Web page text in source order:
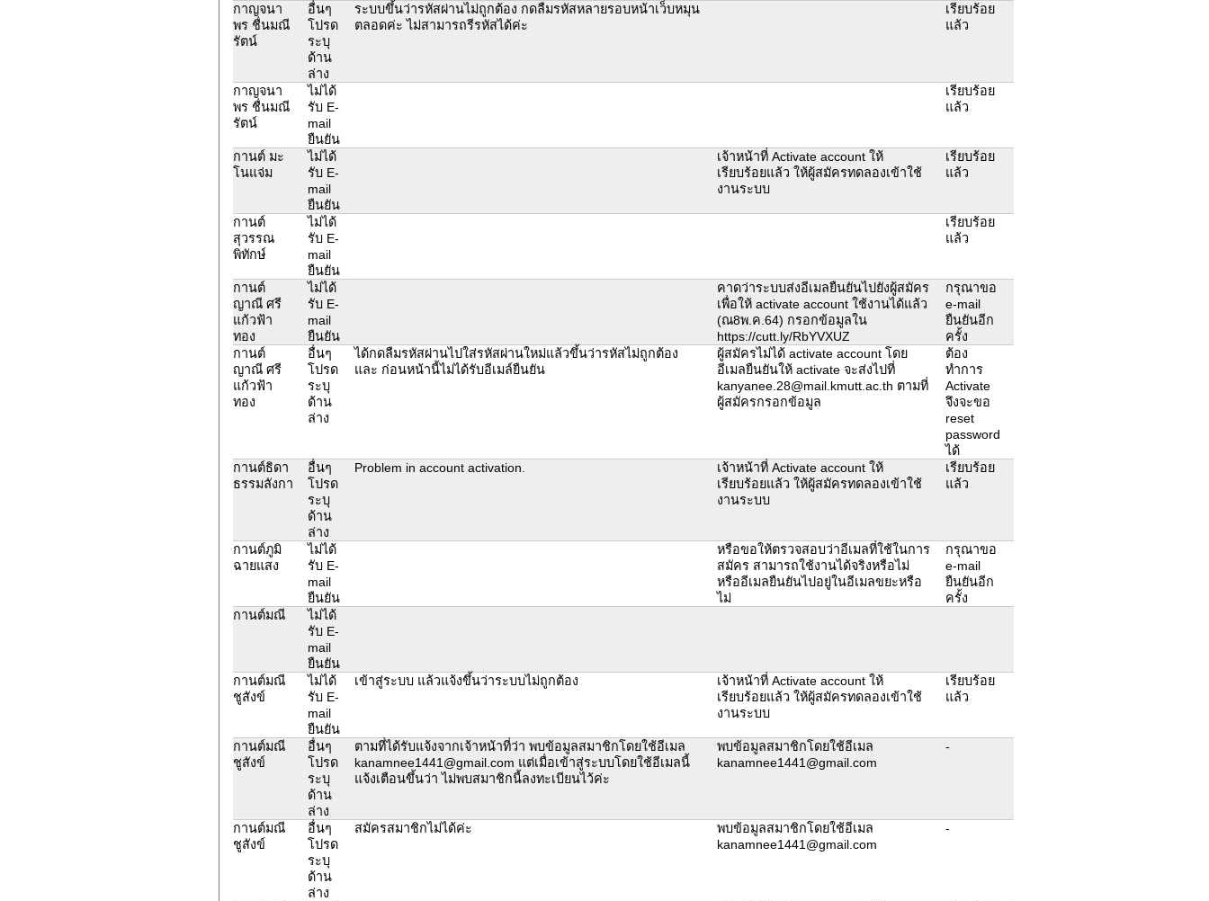
กาญจนา
พร ชื่นมณี
รัตน์
อื่นๆ
โปรด
ระบุ
ด้าน
ล่าง
ระบบขึ้นว่ารหัสผ่านไม่ถูกต้อง กดลืมรหัสหลายรอบหน้าเว็บหมุน
ตลอดค่ะ ไม่สามารถรีรหัสได้ค่ะ
เรียบร้อย
แล้ว
กาญจนา
พร ชื่นมณี
รัตน์
ไม่ได้
รับ E-
mail
ยืนยัน
เรียบร้อย
แล้ว
กานต์ มะ
โนแจ่ม
ไม่ได้
รับ E-
mail
ยืนยัน
เจ้าหน้าที่ Activate account ให้
เรียบร้อยแล้ว ให้ผู้สมัครทดลองเข้าใช้
งานระบบ
เรียบร้อย
แล้ว
กานต์
สุวรรณ
พิทักษ์
ไม่ได้
รับ E-
mail
ยืนยัน
เรียบร้อย
แล้ว
กานต์
ญาณี ศรี
แก้วฟ้า
ทอง
ไม่ได้
รับ E-
mail
ยืนยัน
คาดว่าระบบส่งอีเมลยืนยันไปยังผู้สมัคร
เพื่อให้ activate account ใช้งานได้แล้ว
(ณ8พ.ค.64) กรอกข้อมูลใน
https://cutt.ly/RbYVXUZ
กรุณาขอ
e-mail
ยืนยันอีก
ครั้ง
กานต์
ญาณี ศรี
แก้วฟ้า
ทอง
อื่นๆ
โปรด
ระบุ
ด้าน
ล่าง
ได้กดลืมรหัสผ่านไปใส่รหัสผ่านใหม่แล้วขึ้นว่ารหัสไม่ถูกต้อง
และ ก่อนหน้านี้ไม่ได้รับอีเมล์ยืนยัน
ผู้สมัครไม่ได้ activate account โดย
อีเมลยืนยันให้ activate จะส่งไปที่
kanyanee.28@mail.kmutt.ac.th ตามที่
ผู้สมัครกรอกข้อมูล
ต้อง
ทำการ
Activate
จึงจะขอ
reset
password
ได้
กานต์ธิดา
ธรรมลังกา
อื่นๆ
โปรด
ระบุ
ด้าน
ล่าง
Problem in account activation.
เจ้าหน้าที่ Activate account ให้
เรียบร้อยแล้ว ให้ผู้สมัครทดลองเข้าใช้
งานระบบ
เรียบร้อย
แล้ว
กานต์ภูมิ
ฉายแสง
ไม่ได้
รับ E-
mail
ยืนยัน
หรือขอให้ตรวจสอบว่าอีเมลที่ใช้ในการ
สมัคร สามารถใช้งานได้จริงหรือไม่
หรืออีเมลยืนยันไปอยู่ในอีเมลขยะหรือ
ไม่
กรุณาขอ
e-mail
ยืนยันอีก
ครั้ง
กานต์มณี
ไม่ได้
รับ E-
mail
ยืนยัน
กานต์มณี
ชูสังข์
ไม่ได้
รับ E-
mail
ยืนยัน
เข้าสู่ระบบ แล้วแจ้งขึ้นว่าระบบไม่ถูกต้อง
เจ้าหน้าที่ Activate account ให้
เรียบร้อยแล้ว ให้ผู้สมัครทดลองเข้าใช้
งานระบบ
เรียบร้อย
แล้ว
กานต์มณี
ชูสังข์
อื่นๆ
โปรด
ระบุ
ด้าน
ล่าง
ตามที่ได้รับแจ้งจากเจ้าหน้าที่ว่า พบข้อมูลสมาชิกโดยใช้อีเมล
kanamnee1441@gmail.com แต่เมื่อเข้าสู่ระบบโดยใช้อีเมลนี้
แจ้งเตือนขึ้นว่า ไม่พบสมาชิกนี้ลงทะเบียนไว้ค่ะ
พบข้อมูลสมาชิกโดยใช้อีเมล
kanamnee1441@gmail.com
-
กานต์มณี
ชูสังข์
อื่นๆ
โปรด
ระบุ
ด้าน
ล่าง
สมัครสมาชิกไม่ได้ค่ะ
พบข้อมูลสมาชิกโดยใช้อีเมล
kanamnee1441@gmail.com
-